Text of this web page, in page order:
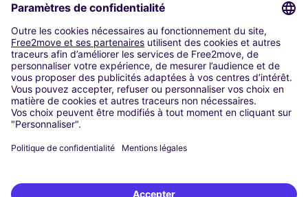
Paris
Madrid
Washington DC
Milan
Rome
Turin
Vienne
Berlin
Düsseldorf